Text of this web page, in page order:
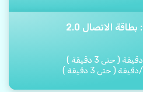
الاتصال 2.0
دقيقة ( حتى 3 دقيقة )
/دقيقة ( حتى 3 دقيقة )